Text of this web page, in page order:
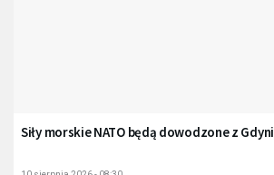
Siły morskie NATO będą dowodzone z Gdyni